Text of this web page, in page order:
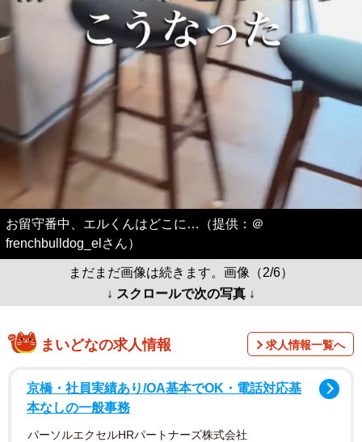
お留守番中、エルくんはどこに…（提供：＠
frenchbulldog_elさん）
まだまだ画像は続きます。画像（2/6）
↓ スクロールで次の写真 ↓
まいどなの求人情報 求人情報一覧へ
京橋・社員実績あり/OA基本でOK・電話対応基
本なしの一般事務
パーソルエクセルHRパートナーズ株式会社